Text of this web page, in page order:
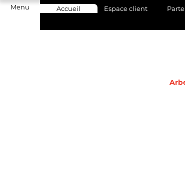
Menu Accueil Espace client